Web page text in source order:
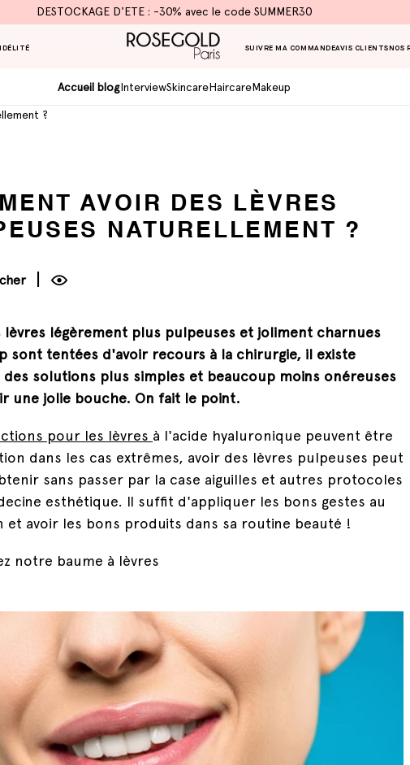
DESTOCKAGE D'ETE : -30% avec le code SUMMER30
SUIVRE MA COMMANDEAVIS CLIENTSNOS
Accueil blogInterviewSkincareHaircareMakeup
?
AVOIR DES LÈVRES
NATURELLEMENT ?
lèvres légèrement plus pulpeuses et joliment charnues
sont tentées d'avoir recours à la chirurgie, il existe
solutions plus simples et beaucoup moins onéreuses
une jolie bouche. On fait le point.
pour les lèvres à l'acide hyaluronique peuvent être
dans les cas extrêmes, avoir des lèvres pulpeuses peut
sans passer par la case aiguilles et autres protocoles
esthétique. Il suffit d'appliquer les bons gestes au
et avoir les bons produits dans sa routine beauté !
notre baume à lèvres